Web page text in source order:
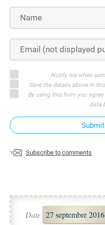
Notify me when
Save the details above in
By using this form you
data
Subscribe to comments
Date 27 septembre 2016